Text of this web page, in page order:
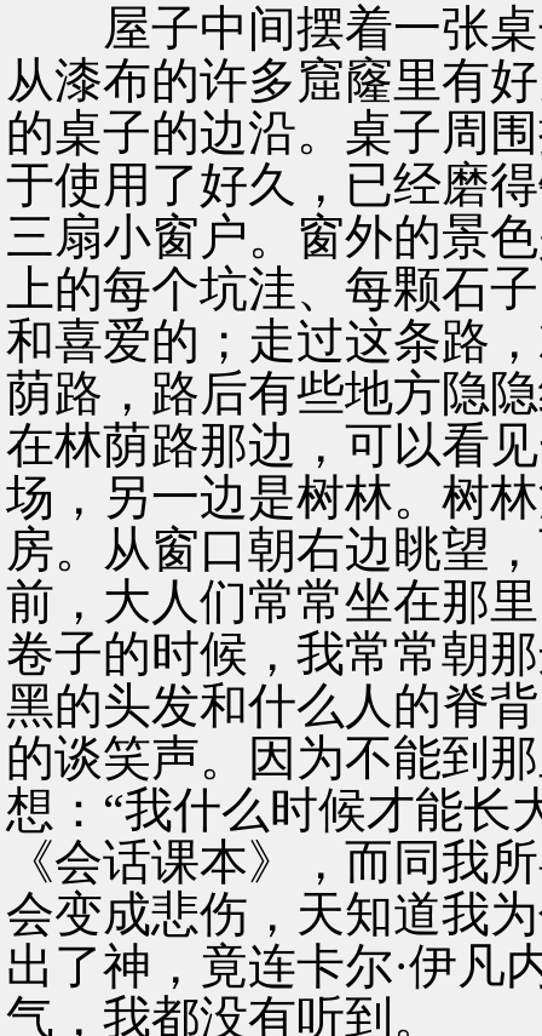
屋子中间摆着一张桌
从漆布的许多窟窿里有
的桌子的边沿。桌子周
于使用了好久，已经磨
三扇小窗户。窗外的景
上的每个坑洼、每颗石
和喜爱的；走过这条路
荫路，路后有些地方隐
在林荫路那边，可以看
场，另一边是树林。树
房。从窗口朝右边眺望
前，大人们常常坐在那
卷子的时候，我常常朝
黑的头发和什么人的脊
的谈笑声。因为不能到
想：“我什么时候才能长
《会话课本》，而同我
会变成悲伤，天知道我
出了神，竟连卡尔·伊凡
气，我都没有听到。